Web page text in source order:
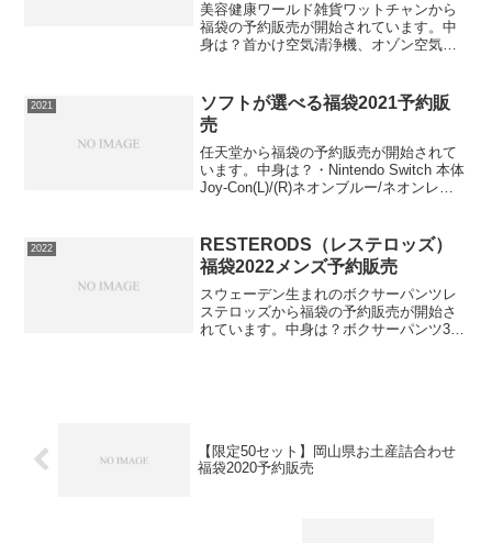
美容健康ワールド雑貨ワットチャンから
福袋の予約販売が開始されています。中
身は？首かけ空気清浄機、オゾン空気清
上相当が入った当店の人気 除菌グッズ
全部一式揃う...
2021
ソフトが選べる福袋2021予約販
売
任天堂から福袋の予約販売が開始されて
います。中身は？・Nintendo Switch 本体
Joy-Con(L)/(R)ネオンブルー/ネオンレッ
2022
RESTERODS（レステロッズ）
福袋2022メンズ予約販売
スウェーデン生まれのボクサーパンツレ
ステロッズから福袋の予約販売が開始さ
れています。中身は？ボクサーパンツ3枚
【限定50セット】岡山県お土産詰合わせ
福袋2020予約販売